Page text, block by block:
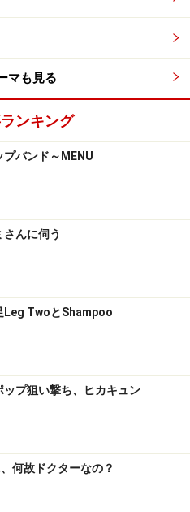
マも見る
ンキング
バンド～MENU
さんに伺う
Leg TwoとShampoo
ップ狙い撃ち、ヒカキュン
何故ドクターなの？